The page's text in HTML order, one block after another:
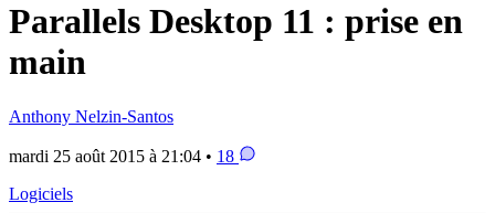
Parallels Desktop 11 : prise en
main
Anthony Nelzin-Santos
mardi 25 août 2015 à 21:04 • 18
Logiciels